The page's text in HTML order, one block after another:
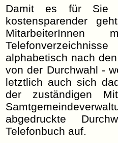
Damit es für Sie
kostensparender
alphabetisch nach
von der Durchwahl -
letztlich auch sich
der zuständigen
abgedruckte
Telefonbuch auf.